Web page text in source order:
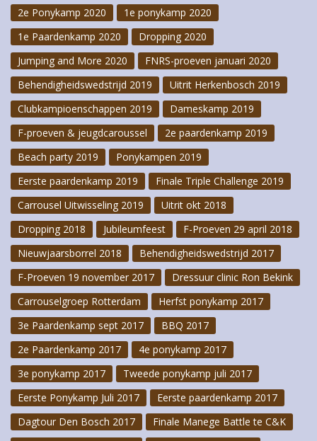
2e Ponykamp 2020
1e ponykamp 2020
1e Paardenkamp 2020
Dropping 2020
Jumping and More 2020
FNRS-proeven januari 2020
Behendigheidswedstrijd 2019
Uitrit Herkenbosch 2019
Clubkampioenschappen 2019
Dameskamp 2019
F-proeven & jeugdcaroussel
2e paardenkamp 2019
Beach party 2019
Ponykampen 2019
Eerste paardenkamp 2019
Finale Triple Challenge 2019
Carrousel Uitwisseling 2019
Uitrit okt 2018
Dropping 2018
Jubileumfeest
F-Proeven 29 april 2018
Nieuwjaarsborrel 2018
Behendigheidswedstrijd 2017
F-Proeven 19 november 2017
Dressuur clinic Ron Bekink
Carrouselgroep Rotterdam
Herfst ponykamp 2017
3e Paardenkamp sept 2017
BBQ 2017
2e Paardenkamp 2017
4e ponykamp 2017
3e ponykamp 2017
Tweede ponykamp juli 2017
Eerste Ponykamp Juli 2017
Eerste paardenkamp 2017
Dagtour Den Bosch 2017
Finale Manege Battle te C&K